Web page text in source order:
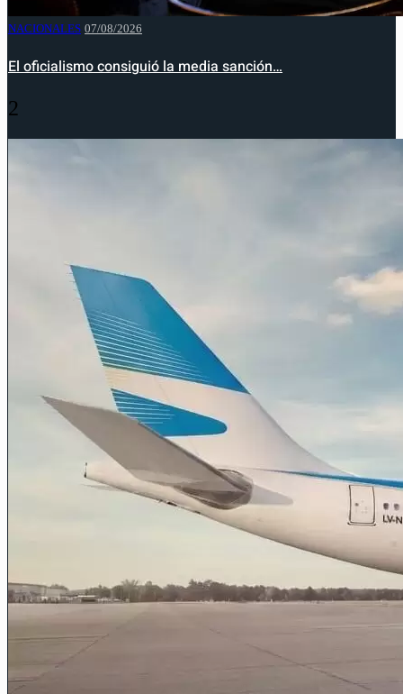
NACIONALES 07/08/2026
El oficialismo consiguió la media sanción…
2